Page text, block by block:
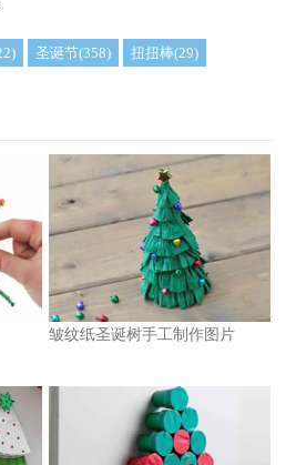
圣诞节(358) 扭扭棒(29)
皱纹纸圣诞树手工制作图片